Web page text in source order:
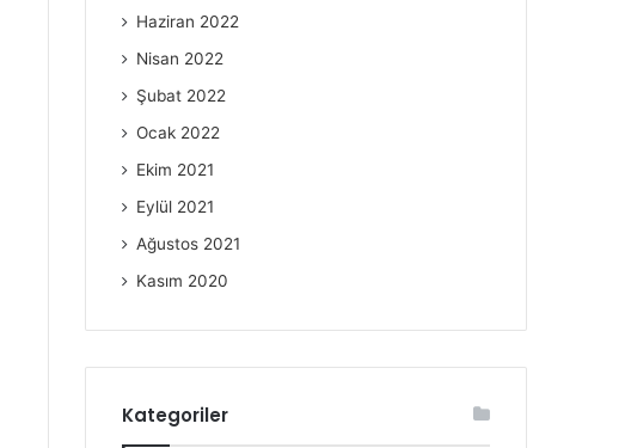
Haziran 2022
Nisan 2022
Şubat 2022
Ocak 2022
Ekim 2021
Eylül 2021
Ağustos 2021
Kasım 2020
Kategoriler